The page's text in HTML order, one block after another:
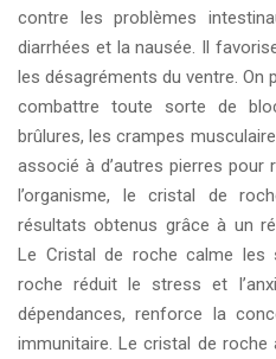
contre les problèmes
diarrhées et la nausée. Il
les désagréments du ventre.
combattre toute sorte de
brûlures, les crampes
associé à d’autres pierres pour
l’organisme, le cristal de
résultats obtenus grâce à un
Le Cristal de roche calme les
roche réduit le stress et
dépendances, renforce la
immunitaire. Le cristal de